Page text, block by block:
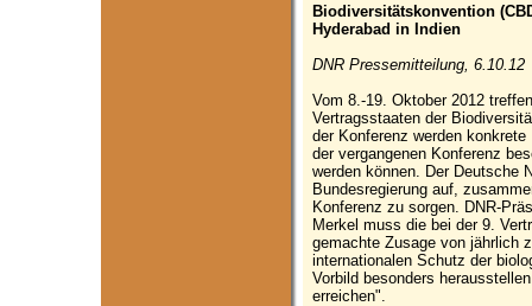
Biodiversitätskonvention
Hyderabad in Indien
DNR Pressemitteilung, 6.10.12
Vom 8.-19. Oktober 2012
Vertragsstaaten der
der Konferenz werden
der vergangenen Konferenz
werden können. Der Deutsche
Bundesregierung auf,
Konferenz zu sorgen. DNR-
Merkel muss die bei der 9.
gemachte Zusage von jährlich
internationalen Schutz der
Vorbild besonders
erreichen".